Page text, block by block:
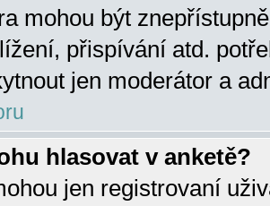
mohou být
přispívání atd.
jen moderátor a
hlasovat v anketě?
jen registrovaní